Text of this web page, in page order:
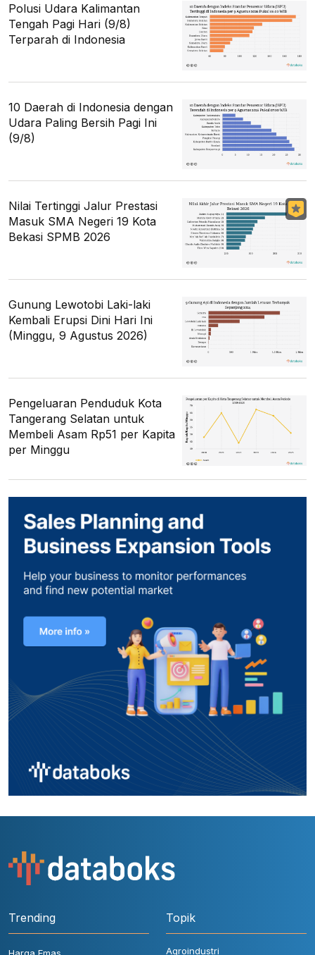
Polusi Udara Kalimantan
Tengah Pagi Hari (9/8)
Terparah di Indonesia
10 Daerah di Indonesia dengan
Udara Paling Bersih Pagi Ini
(9/8)
Nilai Tertinggi Jalur Prestasi
Masuk SMA Negeri 19 Kota
Bekasi SPMB 2026
Gunung Lewotobi Laki-laki
Kembali Erupsi Dini Hari Ini
(Minggu, 9 Agustus 2026)
Pengeluaran Penduduk Kota
Tangerang Selatan untuk
Membeli Asam Rp51 per Kapita
per Minggu
Trending Topik
Agroindustri